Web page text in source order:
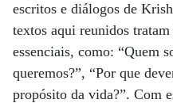
escritos e diálogos de
textos aqui reunidos tratam
essenciais, como: “Quem
queremos?”, “Por que
propósito da vida?”. Com